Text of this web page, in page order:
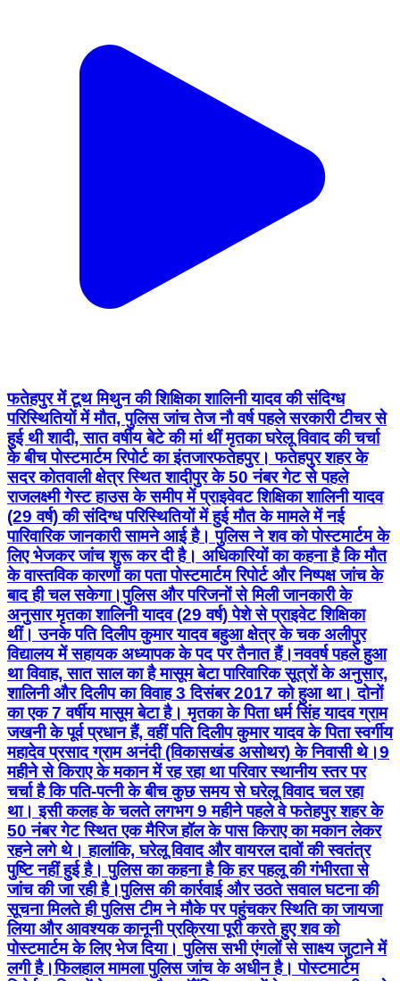
फतेहपुर में टूथ मिथुन की शिक्षिका शालिनी यादव की संदिग्ध
परिस्थितियों में मौत, पुलिस जांच तेज नौ वर्ष पहले सरकारी टीचर से
हुई थी शादी, सात वर्षीय बेटे की मां थीं मृतका घरेलू विवाद की चर्चा
के बीच पोस्टमार्टम रिपोर्ट का इंतजार ​फतेहपुर। फतेहपुर शहर के
सदर कोतवाली क्षेत्र स्थित शादीपुर के 50 नंबर गेट से पहले
राजलक्ष्मी गेस्ट हाउस के समीप में प्राइवेवट शिक्षिका शालिनी यादव
(29 वर्ष) की संदिग्ध परिस्थितियों में हुई मौत के मामले में नई
पारिवारिक जानकारी सामने आई है। पुलिस ने शव को पोस्टमार्टम के
लिए भेजकर जांच शुरू कर दी है। अधिकारियों का कहना है कि मौत
के वास्तविक कारणों का पता पोस्टमार्टम रिपोर्ट और निष्पक्ष जांच के
बाद ही चल सकेगा। ​पुलिस और परिजनों से मिली जानकारी के
अनुसार मृतका शालिनी यादव (29 वर्ष) पेशे से प्राइवेट शिक्षिका
थीं। उनके पति दिलीप कुमार यादव बहुआ क्षेत्र के चक अलीपुर
विद्यालय में सहायक अध्यापक के पद पर तैनात हैं। ​नववर्ष पहले हुआ
था विवाह, सात साल का है मासूम बेटा पारिवारिक सूत्रों के अनुसार,
शालिनी और दिलीप का विवाह 3 दिसंबर 2017 को हुआ था। दोनों
का एक 7 वर्षीय मासूम बेटा है। मृतका के पिता धर्म सिंह यादव ग्राम
जखनी के पूर्व प्रधान हैं, वहीं पति दिलीप कुमार यादव के पिता स्वर्गीय
महादेव प्रसाद ग्राम अनंदी (विकासखंड असोथर) के निवासी थे। ​9
महीने से किराए के मकान में रह रहा था परिवार स्थानीय स्तर पर
चर्चा है कि पति-पत्नी के बीच कुछ समय से घरेलू विवाद चल रहा
था। इसी कलह के चलते लगभग 9 महीने पहले वे फतेहपुर शहर के
50 नंबर गेट स्थित एक मैरिज हॉल के पास किराए का मकान लेकर
रहने लगे थे। हालांकि, घरेलू विवाद और वायरल दावों की स्वतंत्र
पुष्टि नहीं हुई है। पुलिस का कहना है कि हर पहलू की गंभीरता से
जांच की जा रही है। ​पुलिस की कार्रवाई और उठते सवाल घटना की
सूचना मिलते ही पुलिस टीम ने मौके पर पहुंचकर स्थिति का जायजा
लिया और आवश्यक कानूनी प्रक्रिया पूरी करते हुए शव को
पोस्टमार्टम के लिए भेज दिया। पुलिस सभी एंगलों से साक्ष्य जुटाने में
लगी है। ​फिलहाल मामला पुलिस जांच के अधीन है। पोस्टमार्टम